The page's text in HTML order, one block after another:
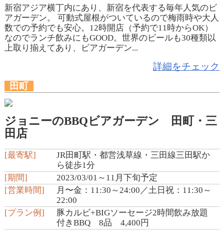
新宿アジア横丁内にあり、新宿を代表する毎年人気のビ
アガーデン。 可動式屋根がついているので梅雨時や大人
数での予約でも安心。12時開店（予約で11時からOK）
なのでランチ飲みにもGOOD。世界のビールも30種類以
上取り揃えてあり、ビアガーデン...
詳細をチェック
田町
ジョニーのBBQビアガーデン 田町・三
田店
[最寄駅]
JR田町駅・都営浅草線・三田線三田駅か
ら徒歩1分
[期間]
2023/03/01～11月下旬予定
[営業時間]
月〜金：11:30～24:00／土日祝：11:30～
22:00
[プラン例]
豚カルビ+BIGソーセージ2時間飲み放題
付きBBQ 8品 4,400円